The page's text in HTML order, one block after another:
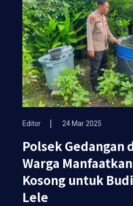
Editor 24 Mar 2025
Polsek Gedangan
Warga
Kosong untuk
Lele